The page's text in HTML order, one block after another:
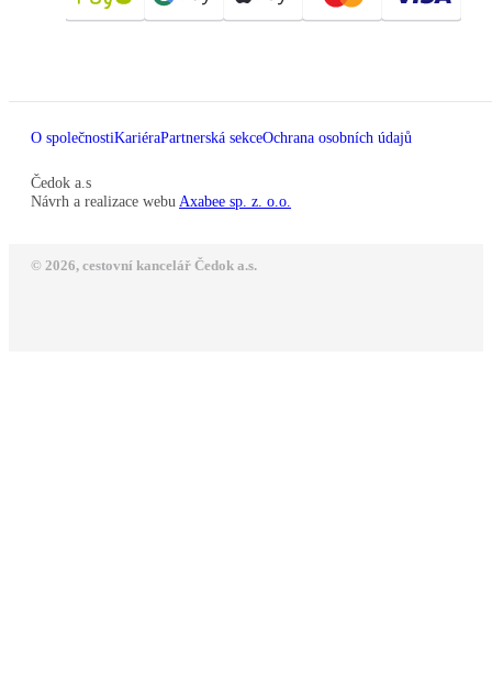
O společnostiKariéraPartnerská sekceOchrana osobních údajů
Čedok a.s
Návrh a realizace webu Axabee sp. z. o.o.
© 2026, cestovní kancelář Čedok a.s.